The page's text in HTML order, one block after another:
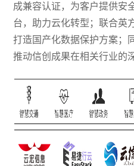
成兼容认证，为客户提供安
台，助力云化转型；联合英
打造国产化数据保护方案；
推动信创成果在相关行业的